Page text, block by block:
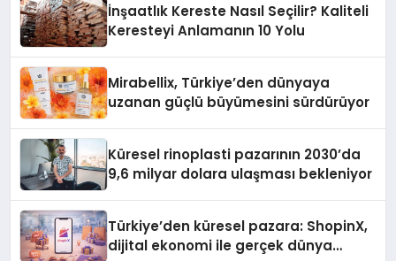
İnşaatlık Kereste Nasıl Seçilir? Kaliteli
Keresteyi Anlamanın 10 Yolu
Mirabellix, Türkiye’den dünyaya
uzanan güçlü büyümesini sürdürüyor
Küresel rinoplasti pazarının 2030’da
9,6 milyar dolara ulaşması bekleniyor
Türkiye’den küresel pazara: ShopinX,
dijital ekonomi ile gerçek dünya